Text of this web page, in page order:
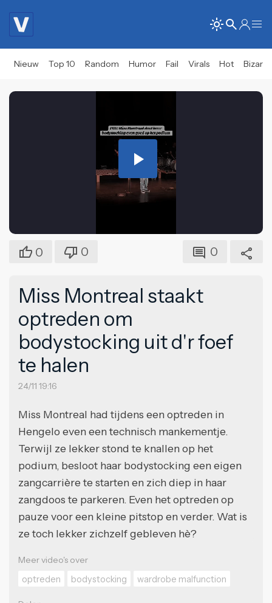
Nieuw Top 10 Random Humor Fail Virals Hot Bizar
Play
Video
0 0 0
Miss Montreal staakt
optreden om
bodystocking uit d'r foef
te halen
24/11 19:16
Miss Montreal had tijdens een optreden in
Hengelo even een technisch mankementje.
Terwijl ze lekker stond te knallen op het
podium, besloot haar bodystocking een eigen
zangcarrière te starten en zich diep in haar
zangdoos te parkeren. Even het optreden op
pauze voor een kleine pitstop en verder. Wat is
ze toch lekker zichzelf gebleven hè?
Meer video's over
optreden
bodystocking wardrobe malfunction